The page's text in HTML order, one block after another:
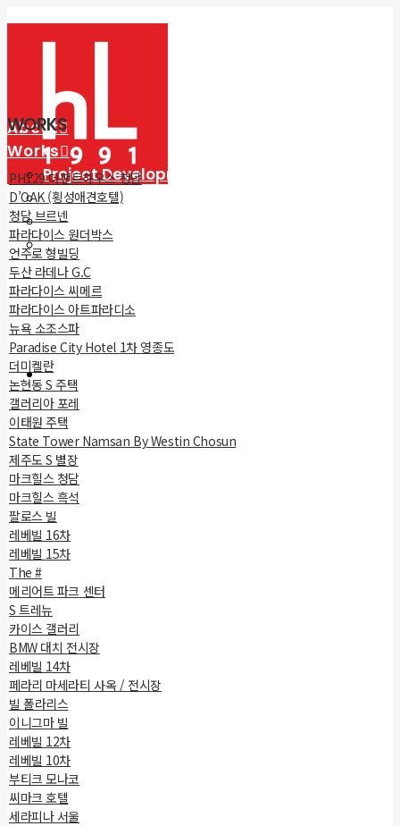
About
Works
Project Development Consulting
Architecture
Interior
Styling
Brand
Showroom
Contact
WORKS
PH129 더팬트하우스 청담
D’OAK (횡성애견호텔)
청담 브르넨
파라다이스 원더박스
언주로 형빌딩
두산 라데나 G.C
파라다이스 씨메르
파라다이스 아트파라디소
뉴욕 소조스파
Paradise City Hotel 1차 영종도
더미켈란
논현동 S 주택
갤러리아 포레
이태원 주택
State Tower Namsan By Westin Chosun
제주도 S 별장
마크힐스 청담
마크힐스 흑석
팔로스 빌
레베빌 16차
레베빌 15차
The #
메리어트 파크 센터
S 트레뉴
카이스 갤러리
BMW 대치 전시장
레베빌 14차
페라리 마세라티 사옥 / 전시장
빌 폴라리스
이니그마 빌
레베빌 12차
레베빌 10차
부티크 모나코
씨마크 호텔
세라피나 서울